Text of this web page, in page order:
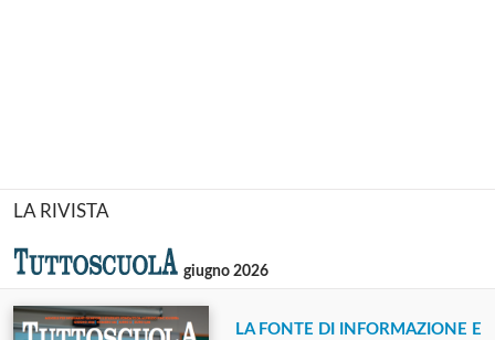
LA RIVISTA
giugno 2026
LA FONTE DI INFORMAZIONE E